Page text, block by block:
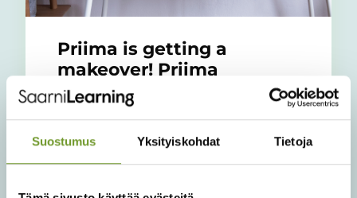
Suostumus Yksityiskohdat Tietoja
Priima is getting a
makeover! Priima
Academy Live 16.12.
Priima will be relaunched on Wednesday
14.12. at 18:00, when Priima 4.0 will be